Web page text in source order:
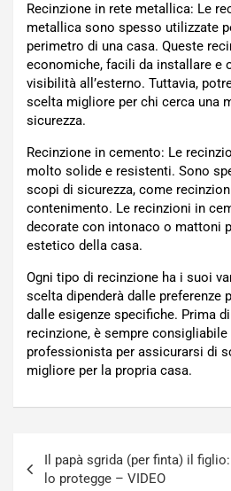
Recinzione in rete metallica: Le
metallica sono spesso utilizzate
perimetro di una casa. Queste
economiche, facili da installare e
visibilità all’esterno. Tuttavia,
scelta migliore per chi cerca una
sicurezza.
Recinzione in cemento: Le
molto solide e resistenti. Sono
scopi di sicurezza, come
contenimento. Le recinzioni in
decorate con intonaco o mattoni
estetico della casa.
Ogni tipo di recinzione ha i suoi
scelta dipenderà dalle preferenze
dalle esigenze specifiche. Prima
recinzione, è sempre
professionista per assicurarsi di
migliore per la propria casa.
articoli
Il papà sgrida (per finta) il
lo protegge – VIDEO